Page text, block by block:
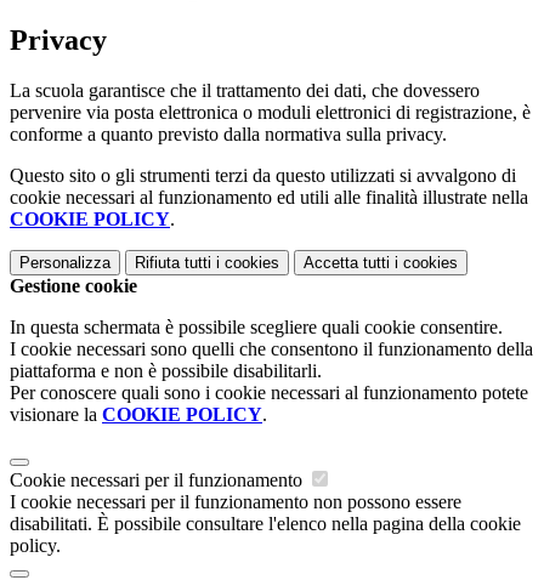
Privacy
La scuola garantisce che il trattamento dei dati, che dovessero
pervenire via posta elettronica o moduli elettronici di registrazione, è
conforme a quanto previsto dalla normativa sulla privacy.
Questo sito o gli strumenti terzi da questo utilizzati si avvalgono di
cookie necessari al funzionamento ed utili alle finalità illustrate nella
COOKIE POLICY.
Personalizza Rifiuta tutti i cookies Accetta tutti i cookies
Gestione cookie
In questa schermata è possibile scegliere quali cookie consentire.
I cookie necessari sono quelli che consentono il funzionamento della
piattaforma e non è possibile disabilitarli.
Per conoscere quali sono i cookie necessari al funzionamento potete
visionare la COOKIE POLICY.
Cookie necessari per il funzionamento
I cookie necessari per il funzionamento non possono essere
disabilitati. È possibile consultare l'elenco nella pagina della cookie
policy.